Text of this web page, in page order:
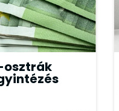
osztrák